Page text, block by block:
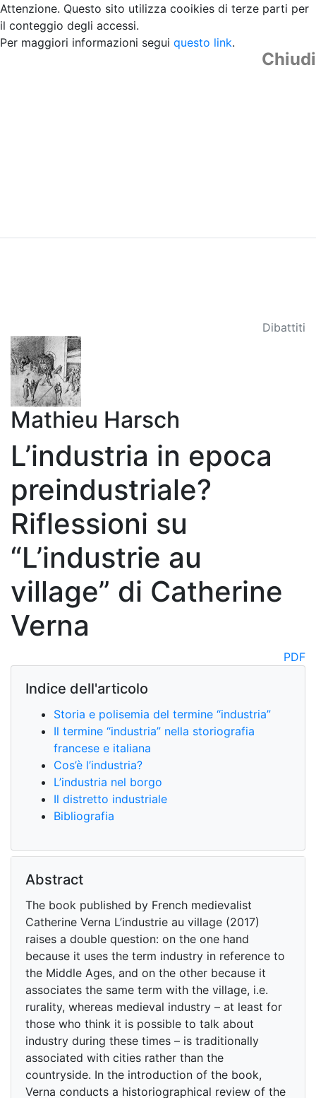
Attenzione. Questo sito utilizza cooikies di terze parti per
il conteggio degli accessi.
Per maggiori informazioni segui questo link.
Chiudi
Dibattiti
Mathieu Harsch
L’industria in epoca
preindustriale?
Riflessioni su
“L’industrie au
village” di Catherine
Verna
PDF
Indice dell'articolo
Storia e polisemia del termine “industria”
Il termine “industria” nella storiografia
francese e italiana
Cos’è l’industria?
L’industria nel borgo
Il distretto industriale
Bibliografia
Abstract
The book published by French medievalist
Catherine Verna L’industrie au village (2017)
raises a double question: on the one hand
because it uses the term industry in reference to
the Middle Ages, and on the other because it
associates the same term with the village, i.e.
rurality, whereas medieval industry – at least for
those who think it is possible to talk about
industry during these times – is traditionally
associated with cities rather than the
countryside. In the introduction of the book,
Verna conducts a historiographical review of the